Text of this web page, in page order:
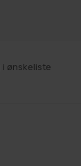
i ønskeliste